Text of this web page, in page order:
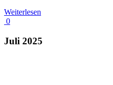
Weiterlesen
0
Juli 2025